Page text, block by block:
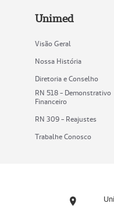
Unimed
Visão Geral
Nossa História
Diretoria e Conselho
RN 518 - Demonstrativo
Financeiro
RN 309 - Reajustes
Trabalhe Conosco